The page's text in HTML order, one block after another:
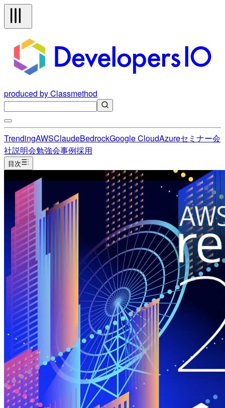
produced by Classmethod
TrendingAWSClaudeBedrockGoogle CloudAzureセミナー会
社説明会勉強会事例採用
目次